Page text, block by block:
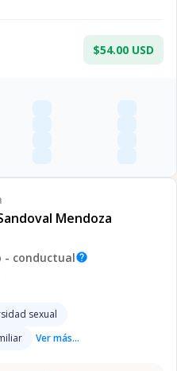
$54.00 USD
Mendoza
- conductualhelp
sexual
Ver más...